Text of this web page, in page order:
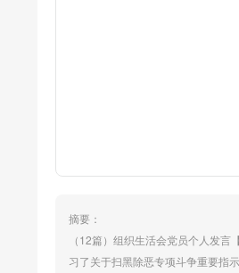
摘要：
（12篇）组织生活会党员个人发
习了关于扫黑除恶专项斗争重要指